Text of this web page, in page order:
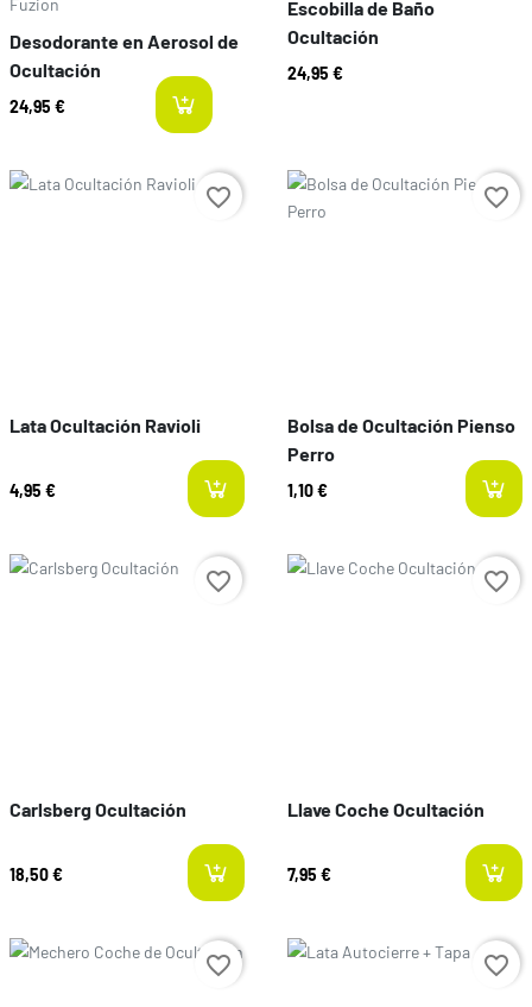
Fuzion
Desodorante en Aerosol de
Ocultación
24,95 €
Escobilla de Baño
Ocultación
24,95 €
Preço
Lata Ocultación Ravioli
4,95 €
favorite_border Preço
Bolsa de Ocultación Pienso
Perro
1,10 €
favorite_border
Preço
Carlsberg Ocultación
18,50 €
favorite_border Preço
Llave Coche Ocultación
7,95 €
favorite_border
Preço favorite_border Preço favorite_border